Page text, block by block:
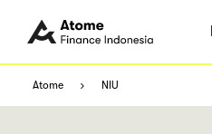
Atome NIU